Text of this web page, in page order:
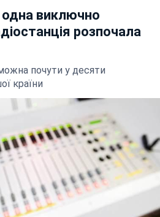
виключно
розпочала
почути у десяти
країни